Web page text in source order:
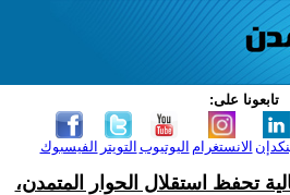
تابعونا على:
الفيسبوك التويتر اليوتيوب الانستغرام
تحفظ استقلال الحوار المتمدن،